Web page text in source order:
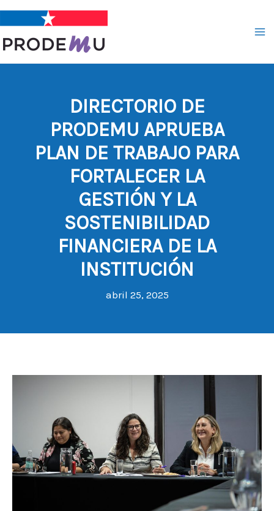
contenido
DIRECTORIO DE
PRODEMU APRUEBA
PLAN DE TRABAJO PARA
FORTALECER LA
GESTIÓN Y LA
SOSTENIBILIDAD
FINANCIERA DE LA
INSTITUCIÓN
abril 25, 2025